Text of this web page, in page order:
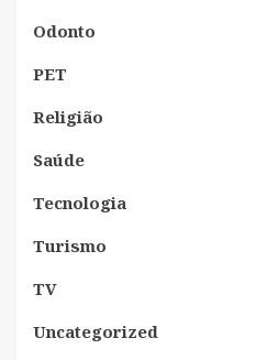
Odonto
PET
Religião
Saúde
Tecnologia
Turismo
TV
Uncategorized